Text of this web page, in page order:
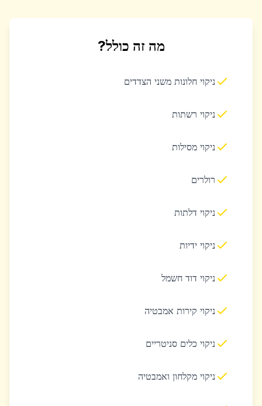
מה זה כולל?
ניקוי חלונות משני הצדדים
ניקוי רשתות
ניקוי מסילות
רולרים
ניקוי דלתות
ניקוי ידיות
ניקוי דוד חשמל
ניקוי קירות אמבטיה
ניקוי כלים סניטריים
ניקוי מקלחון ואמבטיה